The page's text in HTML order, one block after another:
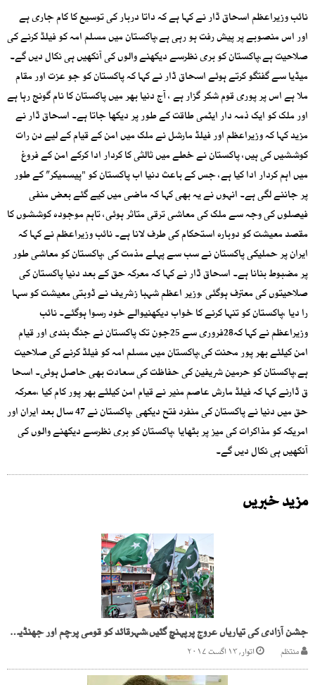
نائب وزیراعظم اسحاق ڈار نے کہا ہے کہ داتا دربار کی توسیع کا کام جاری ہے
اور اس منصوبے پر پیش رفت ہو رہی ہے،پاکستان میں مسلم امہ کو فیلڈ کرنے کی
صلاحیت ہے،پاکستان کو بری نظرسے دیکھنے والوں کی آنکھیں ہی نکال دیں گے۔
میڈیا سے گفتگو کرتے ہوئے اسحاق ڈار نے کہا کہ پاکستان کو جو عزت اور مقام
ملا ہے اس پر پوری قوم شکر گزار ہے ، آج دنیا بھر میں پاکستان کا نام گونج رہا ہے
اور ملک کو ایک ذمہ دار ایٹمی طاقت کے طور پر دیکھا جاتا ہے۔ اسحاق ڈار نے
مزید کہا کہ وزیراعظم اور فیلڈ مارشل نے ملک میں امن کے قیام کے لیے دن رات
کوششیں کی ہیں، پاکستان نے خطے میں ثالثی کا کردار ادا کرکے امن کے فروغ
میں اہم کردار ادا کیا ہے، جس کے باعث دنیا اب پاکستان کو "پیسمیکر” کے طور
پر جاننے لگی ہے۔ انہوں نے یہ بھی کہا کہ ماضی میں کیے گئے بعض منفی
فیصلوں کی وجہ سے ملک کی معاشی ترقی متاثر ہوئی، تاہم موجودہ کوششوں کا
مقصد معیشت کو دوبارہ استحکام کی طرف لانا ہے۔ نائب وزیراعظم نے کہا کہ
ایران پر حملیکی پاکستان نے سب سے پہلے مذمت کی ،پاکستان کو معاشی طور
پر مضبوط بنانا ہے۔ اسحاق ڈار نے کہا کہ معرکہ حق کے بعد دنیا پاکستان کی
صلاحیتوں کی معترف ہوگئی ،وزیر اعظم شہبا زشریف نے ڈوبتی معیشت کو سہا
را دیا ،پاکستان کو تنہا کرنے کا خواب دیکھنیوالے خود رسوا ہوگئے۔ نائب
وزیراعظم نے کہا کہ28فروری سے 25جون تک پاکستان نے جنگ بندی اور قیام
امن کیلئے بھر پور محنت کی،پاکستان میں مسلم امہ کو فیلڈ کرنے کی صلاحیت
ہے،پاکستان کو حرمین شریفین کی حفاظت کی سعادت بھی حاصل ہوئی۔ اسحا
ق ڈارنے کہا کہ فیلڈ مارش عاصم منیر نے قیام امن کیلئے بھر پور کام کیا ،معرکہ
حق میں دنیا نے پاکستان کی منفرد فتح دیکھی ،پاکستان نے 47 سال بعد ایران اور
امریکہ کو مذاکرات کی میز پر بٹھایا ،پاکستان کو بری نظرسے دیکھنے والوں کی
آنکھیں ہی نکال دیں گے۔
مزید خبریں
جشن آزادی کی تیاریاں عروج پرپہنچ گئیں،شہرقائد کو قومی پرچم اور جھنڈیوں سے سجا دیا گیا
منتظم اتوار, ۱۳ اگست ۲۰۱۷